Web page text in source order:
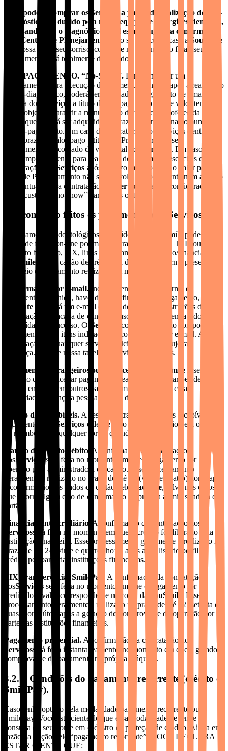
Você poderá comprar os Serviços a partir da realização do pré-
diagnóstico conduzido pela nossa equipe de cirurgiões-dentistas,
lembrando que o diagnóstico final estará sujeito a confirmação
pela Central de Planejamento.
Não se preocupe, caso a
SouSmile
não possa tratar seu sorriso, com base no diagnóstico final, seu
investimento será totalmente devolvido.
PRÉ-PAGAMENTO. “No-Show”. Para confirmar um
agendamento para execução de exames presenciais após a realização
de pré-diagnóstico, poderá ser solicitado o pagamento de uma
parcela dos
Serviços
a título de Pré-pagamento. Esse valor tem
como objetivo garantir a manutenção de uma oferta oferecida a
, que deverá ser adquirida no prazo informado na comunicação
do Pré-pagamento. Em caso de contratação dos Serviços dentro
desse prazo, o valor pago a título de Pré-pagamento será
devidamente descontado do valor total dos
Serviços . Em caso de
não comparecimento para realização dos exames presenciais ou
contratação dos
Serviços após o prazo mencionado, o valor pago a
título de Pré-pagamento não será devolvido ao Paciente nem abatido
de eventual futura contratação dos
Serviços
, sendo considerado
como custo de “no-show” para todos os fins.
3.2. como são feitos os pagamentos dos Serviços?
Os tratamentos odontológicos oferecidos pela SouSmile poderão ser
pagos de forma on-line por meio de transferência via TED ou DOC,
depósito bancário, PIX, links de pagamento, crediário/financiamento
“SmilePay”
), cartão de crédito ou débito e, de forma presencial,
por meio de pagamento realizado em máquina.
Confirmação por e-mail. Independentemente da forma de
pagamento escolhida, havendo a confirmação do pagamento, o
Paciente receberá um e-mail com as descrições e instruções da
contratação que acaba de concluir, caso a operação tenha sido
concluída com sucesso. Os
Serviços
contratados serão compostos
exatamente pelos itens indicados na confirmação por e-mail. A
contratação de quaisquer serviços adicionais estará sujeita a
cobrança. Solicite nossa tabela de serviços adicionais.
Pagamentos estrangeiros ou de terceiros.
SouSmile reserva-se
o direito de não aceitar pagamentos realizados com cartões de
crédito emitidos em outros países, bem como cartões cuja
titularidade pertença a pessoa distinta do
Cessão dos recebíveis. A cessão ou transferência dos recebíveis
decorrentes dos
Serviços é desde logo permitida e não gera o direito
ao reembolso de qualquer forma de indenização.
Cartão de crédito/débito.
A confirmação da contratação
dosServiços
será feita no momento em que o pagamento for
liberado pela administradora do cartão. Esse processamento
geralmente é realizado no prazo de até 24 (vinte e quatro) horas após
a confirmação dos dados do cartão pelo
Paciente, salvo nos casos
que ocorra algum erro de confirmação da própria administradora do
cartão.
Financiamento/crediário.
A confirmação da contratação dos
Serviçosserá feita no momento em que o crédito for liberado pela
instituição financeira. Esse processamento geralmente é realizado no
prazo de até 24 (vinte e quatro) horas após a análise do perfil de
crédito por parte das instituições financeiras.
PIX, transferência, SmilePay.
A confirmação da contratação
dosServiços será feita no momento em que o pagamento for
creditado o valor correspondente na conta da
SouSmile
. Esse
processamento geralmente é realizado no prazo de até 72 (setenta e
duas) horas úteis após a geração do comprovante da operação por
parte das instituições financeiras.
Pagamento presencial. A confirmação da contratação dos
Serviçosserá feita instantaneamente, no momento em que é gerado o
comprovante de pagamento na própria máquina.
3.2.1. Condições do pagamento recorrente (crédito e
SmilePay).
Caso tenha optado pela modalidade pagamento recorrente ou
SmilePay, Você está ciente de que essa modalidade depende da
consulta do seu nome em cadastro de proteção de crédito. Ainda em
razão da opção pelo “pagamento recorrente”, VOCÊ DECLARA
ESTAR CIENTE QUE: